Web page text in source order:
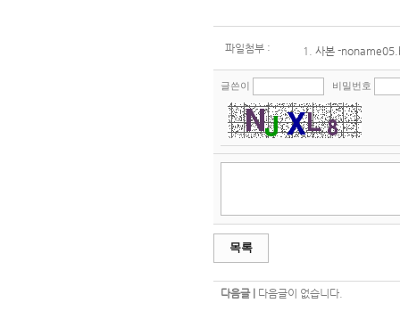
파일첨부 : 1. 사본 -
글쓴이 비밀번호
목록
다음글 | 다음글이 없습니다.